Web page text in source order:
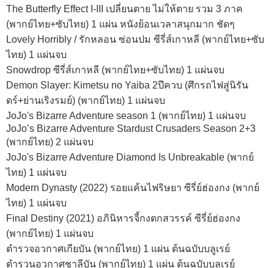
The Butterfly Effect I-III เปลี่ยนตาย ไม่ให้ตาย รวม 3 ภาค
(พากย์ไทย+ซับไทย) 1 แผ่น หนังย้อนเวลาสนุกมาก ชัดๆ
Lovely Horribly / รักหลอน ซ่อนปม ซีรี่ส์เกาหลี (พากย์ไทย+ซับ
ไทย) 1 แผ่นจบ
Snowdrop ซีรี่ส์เกาหลี (พากย์ไทย+ซับไทย) 1 แผ่นจบ
Demon Slayer: Kimetsu no Yaiba 2ปีควบ (ศึกรถไฟสู่นิรัน
ดร์+ย่านเริงรมย์) (พากย์ไทย) 1 แผ่นจบ
JoJo's Bizarre Adventure season 1 (พากย์ไทย) 1 แผ่นจบ
JoJo’s Bizarre Adventure Stardust Crusaders Season 2+3
(พากย์ไทย) 2 แผ่นจบ
JoJo's Bizarre Adventure Diamond Is Unbreakable (พากย์
ไทย) 1 แผ่นจบ
Modern Dynasty (2022) รอยแค้นไฟริษยา ซีรี่ย์ฮ่องกง (พากย์
ไทย) 1 แผ่นจบ
Final Destiny (2021) อภินิหารจี้กงตกสวรรค์ ซีรี่ย์ฮ่องกง
(พากย์ไทย) 1 แผ่นจบ
ตำรวจอวกาศเกียบัน (พากย์ไทย) 1 แผ่น ต้นฉบับบลูเรย์
ตำรวนอวกาศชาลีบัน (พากย์ไทย) 1 แผ่น ต้นฉบับบลูเรย์